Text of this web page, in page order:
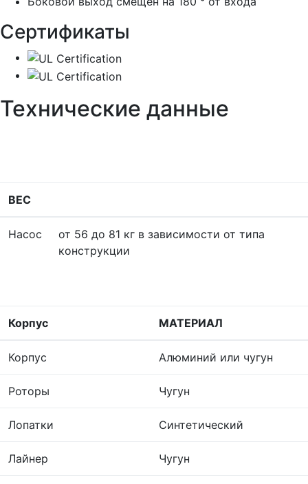
Сертификаты
Технические данные
ВЕС
Насос
от 56 до 81 кг в зависимости от типа
конструкции
Корпус МАТЕРИАЛ
Корпус Алюминий или чугун
Роторы Чугун
Лопатки Синтетический
Лайнер Чугун